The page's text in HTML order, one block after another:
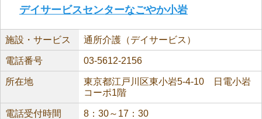
デイサービスセンターなごやか小岩
施設・サービス 通所介護（デイサービス）
電話番号 03-5612-2156
所在地
東京都江戸川区東小岩5-4-10 日電小岩
コーポ1階
電話受付時間 8：30～17：30